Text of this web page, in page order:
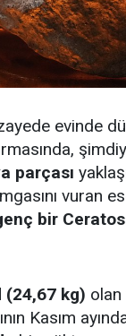
evinde
parçası
vuran
bir
(24,67 kg) olan
Kasım